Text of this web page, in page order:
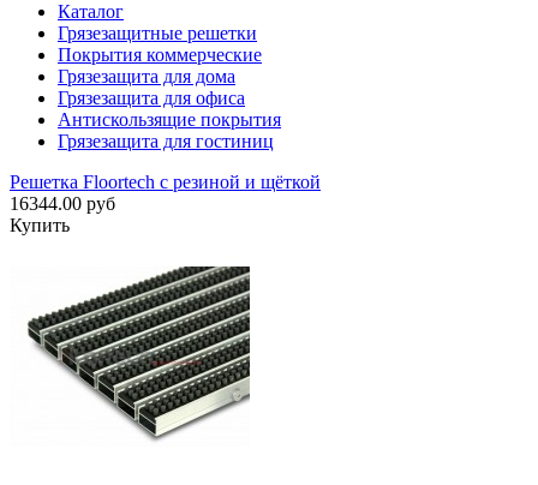
Каталог
Грязезащитные решетки
Покрытия коммерческие
Грязезащита для дома
Грязезащита для офиса
Антискользящие покрытия
Грязезащита для гостиниц
Решетка Floortech с резиной и щёткой
16344.00 руб
Купить